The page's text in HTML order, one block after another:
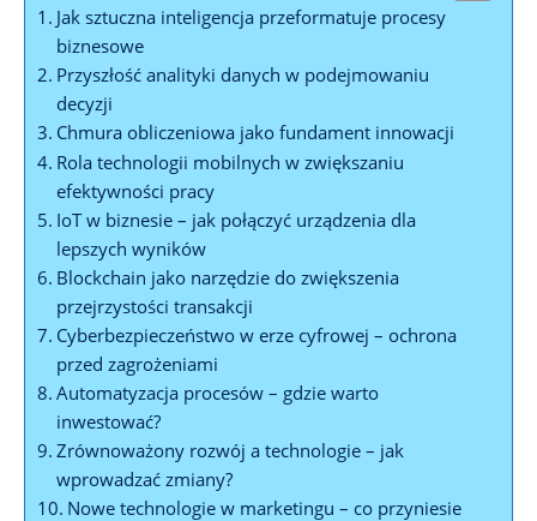
Jak sztuczna inteligencja przeformatuje procesy
biznesowe
Przyszłość analityki danych w podejmowaniu
decyzji
Chmura obliczeniowa jako fundament innowacji
Rola technologii mobilnych w zwiększaniu
efektywności pracy
IoT w biznesie – jak połączyć urządzenia dla
lepszych wyników
Blockchain jako narzędzie do zwiększenia
przejrzystości transakcji
Cyberbezpieczeństwo w erze cyfrowej – ochrona
przed zagrożeniami
Automatyzacja procesów – gdzie warto
inwestować?
Zrównoważony rozwój a technologie – jak
wprowadzać zmiany?
Nowe technologie w marketingu – co przyniesie